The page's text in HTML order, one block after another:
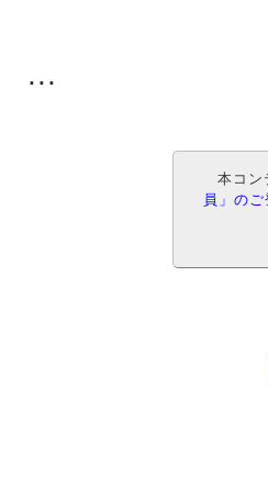
...
本コン
員」の